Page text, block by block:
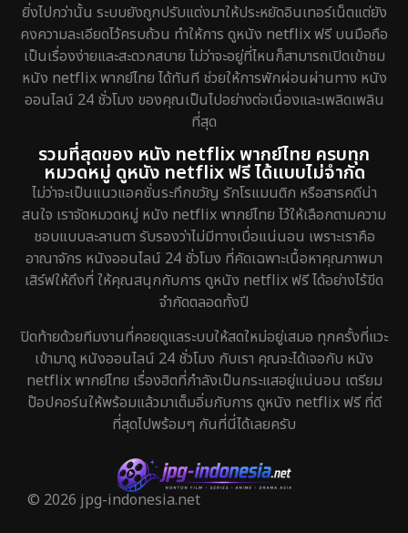
ยิ่งไปกว่านั้น ระบบยังถูกปรับแต่งมาให้ประหยัดอินเทอร์เน็ตแต่ยัง
คงความละเอียดไว้ครบถ้วน ทำให้การ ดูหนัง netflix ฟรี บนมือถือ
เป็นเรื่องง่ายและสะดวกสบาย ไม่ว่าจะอยู่ที่ไหนก็สามารถเปิดเข้าชม
หนัง netflix พากย์ไทย ได้ทันที ช่วยให้การพักผ่อนผ่านทาง หนัง
ออนไลน์ 24 ชั่วโมง ของคุณเป็นไปอย่างต่อเนื่องและเพลิดเพลิน
ที่สุด
รวมที่สุดของ หนัง netflix พากย์ไทย ครบทุก
หมวดหมู่ ดูหนัง netflix ฟรี ได้แบบไม่จำกัด
ไม่ว่าจะเป็นแนวแอคชั่นระทึกขวัญ รักโรแมนติก หรือสารคดีน่า
สนใจ เราจัดหมวดหมู่ หนัง netflix พากย์ไทย ไว้ให้เลือกตามความ
ชอบแบบละลานตา รับรองว่าไม่มีทางเบื่อแน่นอน เพราะเราคือ
อาณาจักร หนังออนไลน์ 24 ชั่วโมง ที่คัดเฉพาะเนื้อหาคุณภาพมา
เสิร์ฟให้ถึงที่ ให้คุณสนุกกับการ ดูหนัง netflix ฟรี ได้อย่างไร้ขีด
จำกัดตลอดทั้งปี
ปิดท้ายด้วยทีมงานที่คอยดูแลระบบให้สดใหม่อยู่เสมอ ทุกครั้งที่แวะ
เข้ามาดู หนังออนไลน์ 24 ชั่วโมง กับเรา คุณจะได้เจอกับ หนัง
netflix พากย์ไทย เรื่องฮิตที่กำลังเป็นกระแสอยู่แน่นอน เตรียม
ป๊อปคอร์นให้พร้อมแล้วมาเต็มอิ่มกับการ ดูหนัง netflix ฟรี ที่ดี
ที่สุดไปพร้อมๆ กันที่นี่ได้เลยครับ
© 2026 jpg-indonesia.net